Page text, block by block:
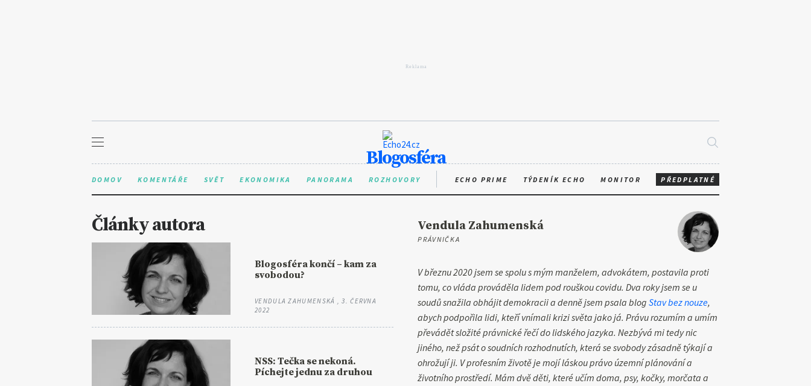
Blogosféra
DOMOV KOMENTÁŘE SVĚT EKONOMIKA PANORAMA ROZHOVORY ECHO PRIME TÝDENÍK ECHO MONITOR PŘEDPLATNÉ
Články autora
Blogosféra končí – kam za
svobodou?
VENDULA ZAHUMENSKÁ , 3. ČERVNA
2022
NSS: Tečka se nekoná.
Píchejte jednu za druhou
Vendula Zahumenská
PRÁVNIČKA
V březnu 2020 jsem se spolu s mým manželem, advokátem, postavila proti
tomu, co vláda prováděla lidem pod rouškou covidu. Dva roky jsem se u
soudů snažila obhájit demokracii a denně jsem psala blog Stav bez nouze,
abych podpořila lidi, kteří vnímali krizi světa jako já. Právu rozumím a umím
převádět složité právnické řečí do lidského jazyka. Nezbývá mi tedy nic
jiného, než psát o soudních rozhodnutích, která se svobody zásadně týkají a
ohrožují ji. V profesním životě je mojí láskou právo územní plánování a
životního prostředí. Mám dvě děti, které učím doma, psy, kočky, morčata a